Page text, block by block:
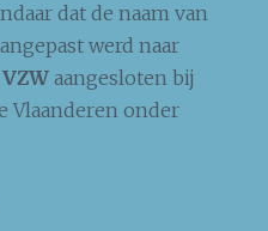
dat de naam van
werd naar
aangesloten bij
Vlaanderen onder